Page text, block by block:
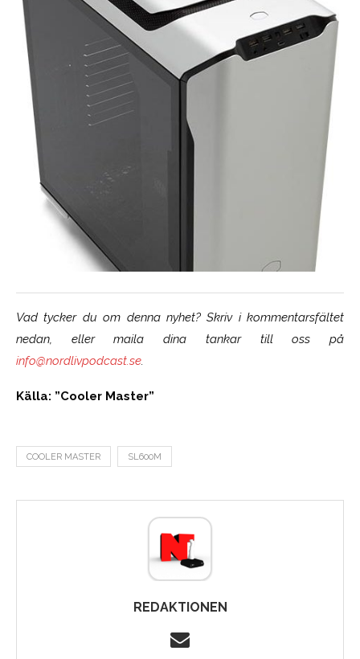
Vad tycker du om denna nyhet? Skriv i kommentarsfältet
nedan, eller maila dina tankar till oss på
info@nordlivpodcast.se.
Källa: ”Cooler Master”
COOLER MASTER SL600M
REDAKTIONEN